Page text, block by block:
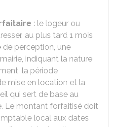
: le logeur ou
au plus tard 1 mois
de perception, une
indiquant la nature
la période
mise en location et la
qui sert de base au
Le montant forfaitisé doit
local aux dates